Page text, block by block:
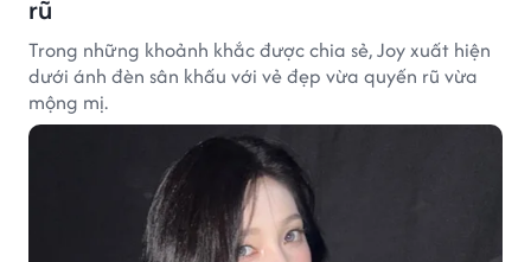
rũ
Trong những khoảnh khắc được chia sẻ, Joy xuất hiện
dưới ánh đèn sân khấu với vẻ đẹp vừa quyến rũ vừa
mộng mị.